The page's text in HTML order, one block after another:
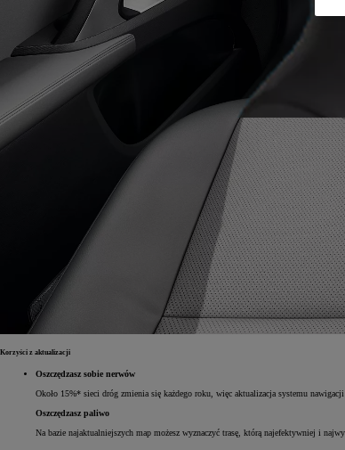
Korzyści z aktualizacji
Oszczędzasz sobie nerwów
Około 15%* sieci dróg zmienia się każdego roku, więc aktualizacja systemu
Oszczędzasz paliwo
Na bazie najaktualniejszych map możesz wyznaczyć trasę, którą najefektywniej i